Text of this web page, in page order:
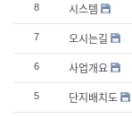
8 시스템
7 오시는길
6 사업개요
5 단지배치도